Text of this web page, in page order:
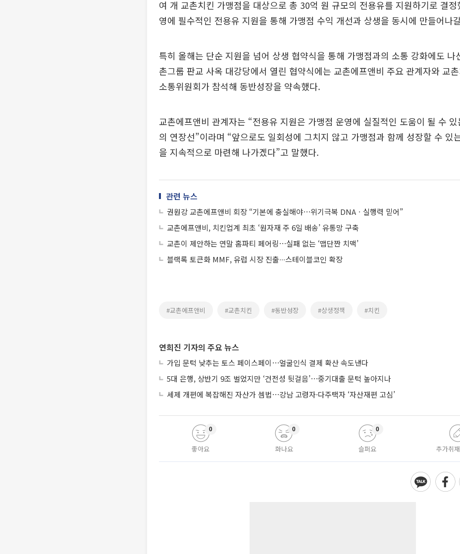
여 개 교촌치킨 가맹점을 대상으로 총 30억 원 규모의 전용유를 지원하기로 결
영에 필수적인 전용유 지원을 통해 가맹점 수익 개선과 상생을 동시에 만들어나
특히 올해는 단순 지원을 넘어 상생 협약식을 통해 가맹점과의 소통 강화에도 나
촌그룹 판교 사옥 대강당에서 열린 협약식에는 교촌에프앤비 주요 관계자와 교
소통위원회가 참석해 동반성장을 약속했다.
교촌에프앤비 관계자는 “전용유 지원은 가맹점 운영에 실질적인 도움이 될 수
의 연장선”이라며 “앞으로도 일회성에 그치지 않고 가맹점과 함께 성장할 수 있
을 지속적으로 마련해 나가겠다”고 말했다.
관련 뉴스
권원강 교촌에프앤비 회장 “기본에 충실해야⋯위기극복 DNAㆍ실행력 믿어”
교촌에프앤비, 치킨업계 최초 ‘원자재 주 6일 배송’ 유통망 구축
교촌이 제안하는 연말 홈파티 페어링⋯실패 없는 ‘맵단짠 치맥’
블랙록 토큰화 MMF, 유럽 시장 진출∙∙∙스테이블코인 확장
#교촌에프앤비 #교촌치킨 #동반성장 #상생정책 #치킨
연희진 기자의 주요 뉴스
가입 문턱 낮추는 토스 페이스페이⋯얼굴인식 결제 확산 속도낸다
5대 은행, 상반기 9조 벌었지만 ‘건전성 뒷걸음’⋯중기대출 문턱 높아지나
세제 개편에 복잡해진 자산가 셈법⋯강남 고령자·다주택자 ‘자산재편 고심’
좋아요
0
화나요
0
슬퍼요
0
추가취